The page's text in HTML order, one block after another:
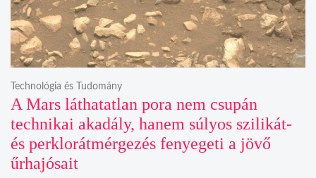
A Mars láthatatlan pora nem csupán
technikai akadály, hanem súlyos szilikát-
és perklorátmérgezés fenyegeti a jövő
űrhajósait
Technológia és Tudomány